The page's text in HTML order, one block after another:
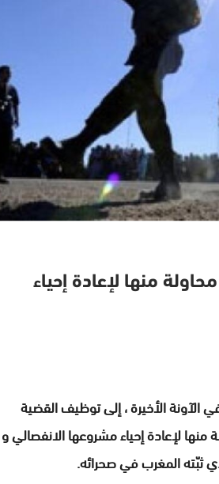
منها لإعادة إحياء
الآونة الأخيرة ، إلى توظيف القضية
لإعادة إحياء مشروعها الانفصالي و
ثبّته المغرب في صحرائه.